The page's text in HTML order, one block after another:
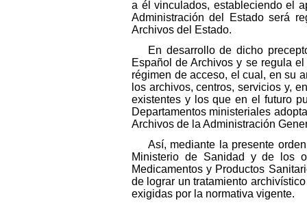
a él vinculados, estableciendo el
Administración del Estado será
Archivos del Estado.
En desarrollo de dicho
Español de Archivos y se regula
régimen de acceso, el cual, en su
los archivos, centros, servicios y,
existentes y los que en el futuro
Departamentos ministeriales
Archivos de la Administración
Así, mediante la presente
Ministerio de Sanidad y de los
Medicamentos y Productos
de lograr un tratamiento
exigidas por la normativa vigente.